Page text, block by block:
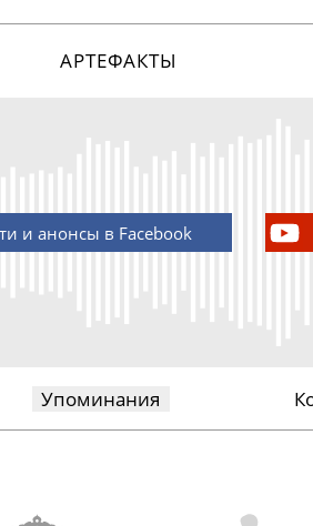
АРТЕФАКТЫ
и анонсы в Facebook
Упоминания